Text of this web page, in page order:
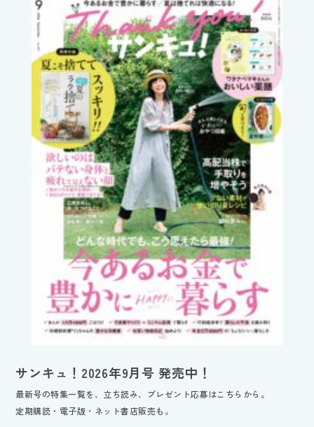
サンキュ！2026年9月号 発売中！
最新号の特集一覧を、立ち読み、プレゼント応募はこちらから。
定期購読・電子版・ネット書店販売も。